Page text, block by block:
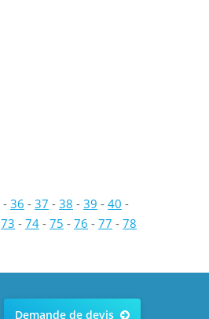
- 36 - 37 - 38 - 39 - 40 -
73 - 74 - 75 - 76 - 77 - 78
Demande de devis